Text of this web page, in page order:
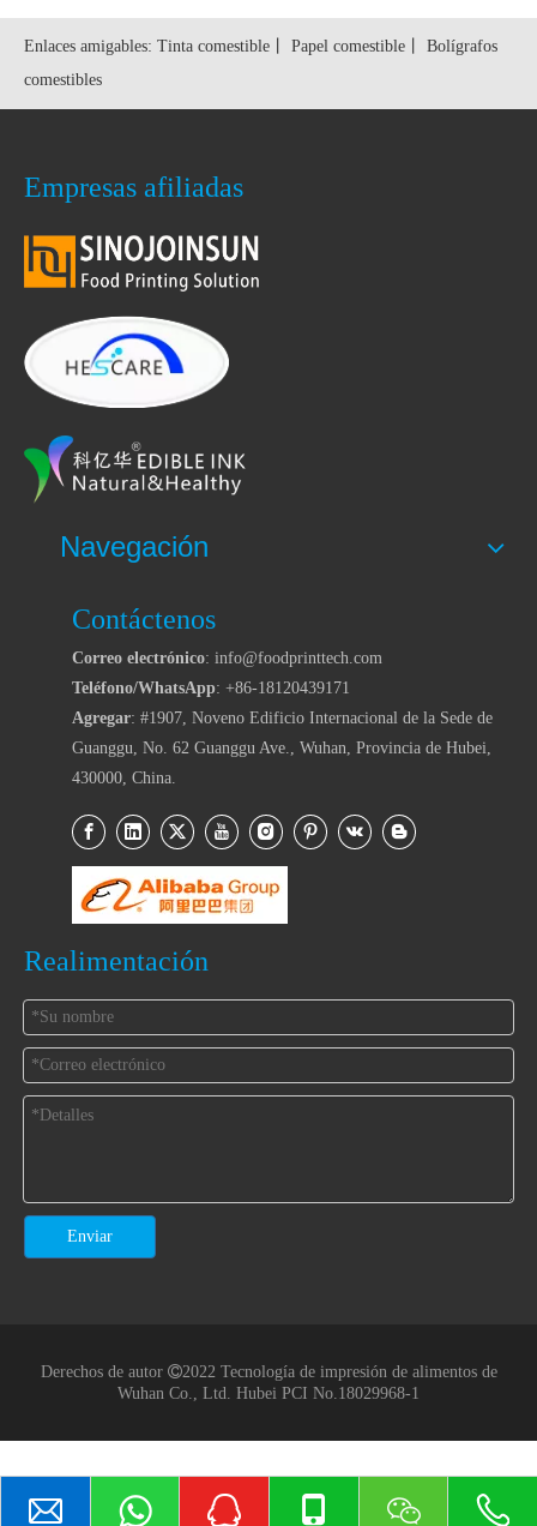
Enlaces amigables: Tinta comestible Papel comestible
Bolígrafos
comestibles
Empresas afiliadas
Navegación
Contáctenos
Correo electrónico: info@foodprinttech.com
Teléfono/WhatsApp: +86-18120439171
Agregar: #1907, Noveno Edificio Internacional de la Sede de
Guanggu, No. 62 Guanggu Ave., Wuhan, Provincia de Hubei,
430000, China.
Realimentación
Enviar
Derechos de autor 2022 Tecnología de impresión de alimentos de
Wuhan Co., Ltd. Hubei PCI No.18029968-1